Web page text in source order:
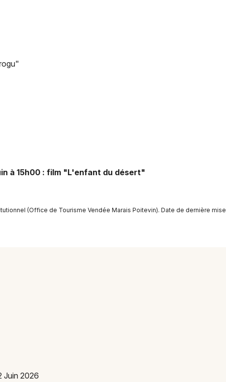
à 15h00 : film "L'enfant du désert"
(Office de Tourisme Vendée Marais Poitevin). Date de dernière mise
Juin 2026